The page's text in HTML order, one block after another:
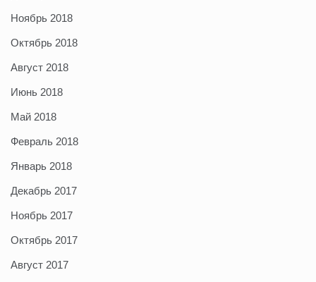
Ноябрь 2018
Октябрь 2018
Август 2018
Июнь 2018
Май 2018
Февраль 2018
Январь 2018
Декабрь 2017
Ноябрь 2017
Октябрь 2017
Август 2017